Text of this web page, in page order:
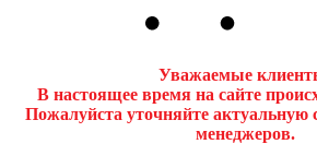
Уважаемые
В настоящее время на сайте
Пожалуйста уточняйте актуальную
менеджеров.